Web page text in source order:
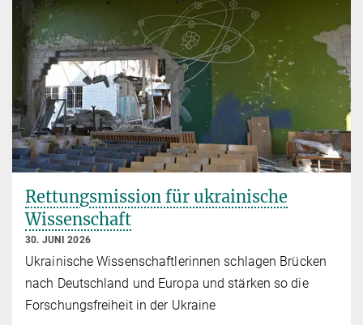
Rettungsmission für ukrainische
Wissenschaft
30. JUNI 2026
Ukrainische Wissenschaftlerinnen schlagen Brücken
nach Deutschland und Europa und stärken so die
Forschungsfreiheit in der Ukraine